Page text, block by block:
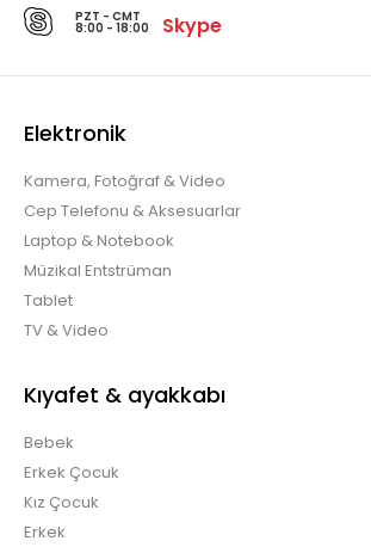
PZT - CMT
8:00 - 18:00 Skype
Elektronik
Kamera, Fotoğraf & Video
Cep Telefonu & Aksesuarlar
Laptop & Notebook
Müzikal Entstrüman
Tablet
TV & Video
Kıyafet & ayakkabı
Bebek
Erkek Çocuk
Kız Çocuk
Erkek